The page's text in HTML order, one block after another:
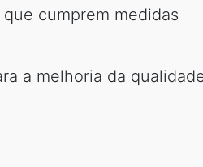
cumprem medidas
a melhoria da